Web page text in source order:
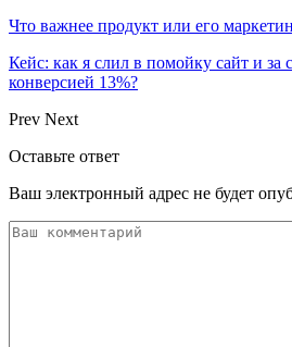
Что важнее продукт или его
Кейс: как я слил в помойку сайт и за
конверсией 13%?
Prev Next
Оставьте ответ
Ваш электронный адрес не будет